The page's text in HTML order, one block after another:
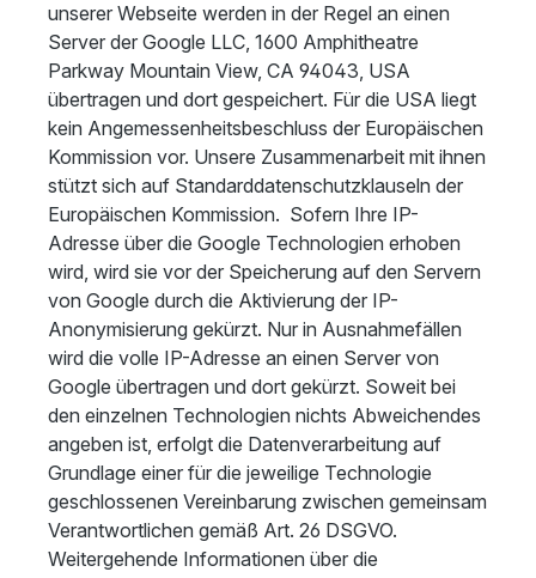
unserer Webseite werden in der Regel an einen
Server der Google LLC, 1600 Amphitheatre
Parkway Mountain View, CA 94043, USA
übertragen und dort gespeichert. Für die USA liegt
kein Angemessenheitsbeschluss der Europäischen
Kommission vor. Unsere Zusammenarbeit mit ihnen
stützt sich auf Standarddatenschutzklauseln der
Europäischen Kommission. Sofern Ihre IP-
Adresse über die Google Technologien erhoben
wird, wird sie vor der Speicherung auf den Servern
von Google durch die Aktivierung der IP-
Anonymisierung gekürzt. Nur in Ausnahmefällen
wird die volle IP-Adresse an einen Server von
Google übertragen und dort gekürzt. Soweit bei
den einzelnen Technologien nichts Abweichendes
angeben ist, erfolgt die Datenverarbeitung auf
Grundlage einer für die jeweilige Technologie
geschlossenen Vereinbarung zwischen gemeinsam
Verantwortlichen gemäß Art. 26 DSGVO.
Weitergehende Informationen über die